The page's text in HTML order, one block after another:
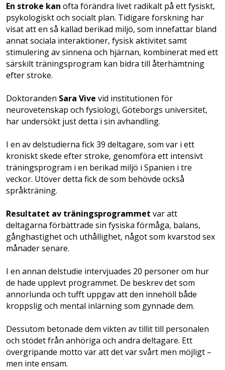
En stroke kan ofta förändra livet radikalt på ett fysiskt,
psykologiskt och socialt plan. Tidigare forskning har
visat att en så kallad berikad miljö, som innefattar bland
annat sociala interaktioner, fysisk aktivitet samt
stimulering av sinnena och hjärnan, kombinerat med ett
särskilt träningsprogram kan bidra till återhämtning
efter stroke.
Doktoranden Sara Vive vid institutionen för
neurovetenskap och fysiologi, Göteborgs universitet,
har undersökt just detta i sin avhandling.
I en av delstudierna fick 39 deltagare, som var i ett
kroniskt skede efter stroke, genomföra ett intensivt
träningsprogram i en berikad miljö i Spanien i tre
veckor. Utöver detta fick de som behövde också
språkträning.
Resultatet av träningsprogrammet var att
deltagarna förbättrade sin fysiska förmåga, balans,
gånghastighet och uthållighet, något som kvarstod sex
månader senare.
I en annan delstudie intervjuades 20 personer om hur
de hade upplevt programmet. De beskrev det som
annorlunda och tufft uppgav att den innehöll både
kroppslig och mental inlärning som gynnade dem.
Dessutom betonade dem vikten av tillit till personalen
och stödet från anhöriga och andra deltagare. Ett
övergripande motto var att det var svårt men möjligt –
men inte ensam.